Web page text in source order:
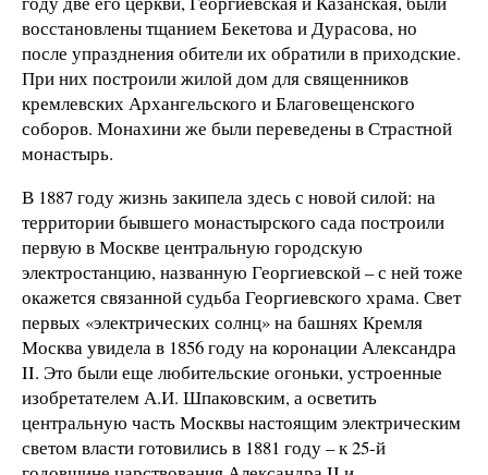
восстановлены тщанием Бекетова и Дурасова, но
после упразднения обители их обратили в приходские.
При них построили жилой дом для священников
кремлевских Архангельского и Благовещенского
соборов. Монахини же были переведены в Страстной
монастырь.
В 1887 году жизнь закипела здесь с новой силой: на
территории бывшего монастырского сада построили
первую в Москве центральную городскую
электростанцию, названную Георгиевской – с ней тоже
окажется связанной судьба Георгиевского храма. Свет
первых «электрических солнц» на башнях Кремля
Москва увидела в 1856 году на коронации Александра
II. Это были еще любительские огоньки, устроенные
изобретателем А.И. Шпаковским, а осветить
центральную часть Москвы настоящим электрическим
светом власти готовились в 1881 году – к 25-й